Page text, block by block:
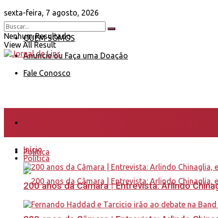
sexta-feira, 7 agosto, 2026
QUEM SOMOS
Anuncie ou Faça uma Doação
Fale Conosco
Nenhum Resultado
View All Result
Política
Início
Política
200 anos da Câmara | Entrevista: Arlindo